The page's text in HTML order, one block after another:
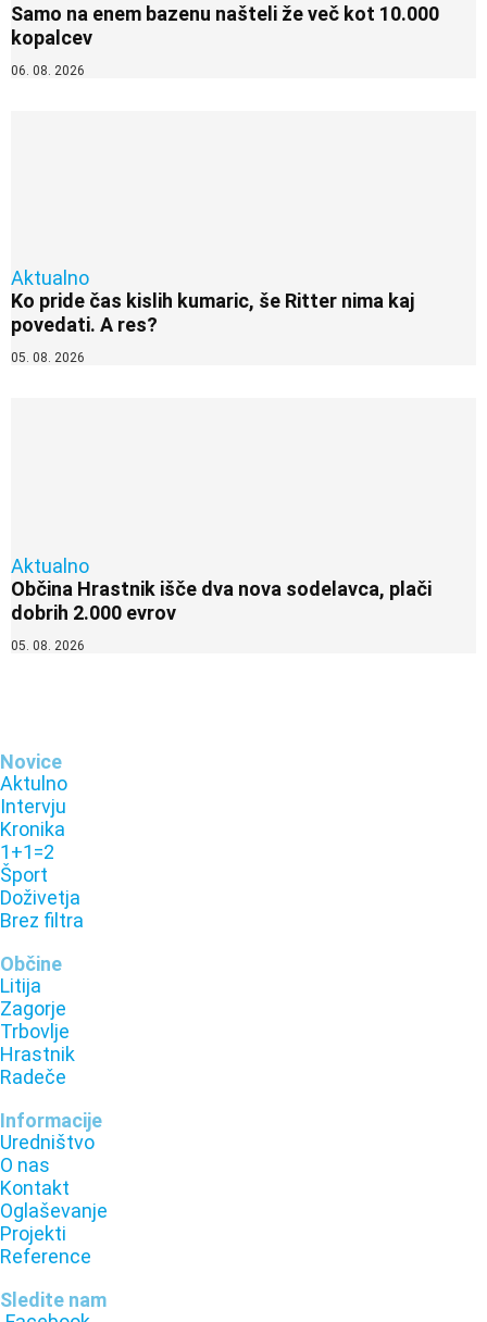
Samo na enem bazenu našteli že več kot 10.000
kopalcev
06. 08. 2026
Aktualno
Ko pride čas kislih kumaric, še Ritter nima kaj
povedati. A res?
05. 08. 2026
Aktualno
Občina Hrastnik išče dva nova sodelavca, plači
dobrih 2.000 evrov
05. 08. 2026
Novice
Aktulno
Intervju
Kronika
1+1=2
Šport
Doživetja
Brez filtra
Občine
Litija
Zagorje
Trbovlje
Hrastnik
Radeče
Informacije
Uredništvo
O nas
Kontakt
Oglaševanje
Projekti
Reference
Sledite nam